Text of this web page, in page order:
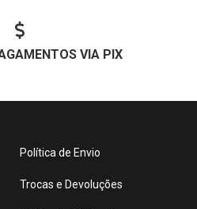
VIA PIX
Política de Envio
Trocas e Devoluções